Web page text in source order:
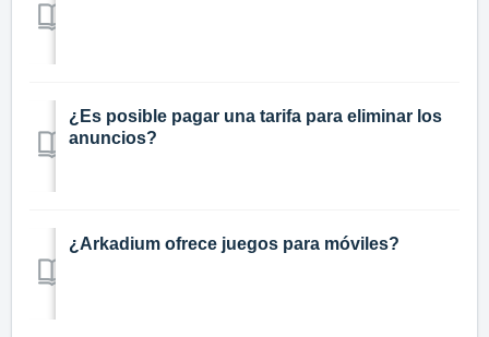
¿Es posible pagar una tarifa para eliminar los
anuncios?
¿Arkadium ofrece juegos para móviles?